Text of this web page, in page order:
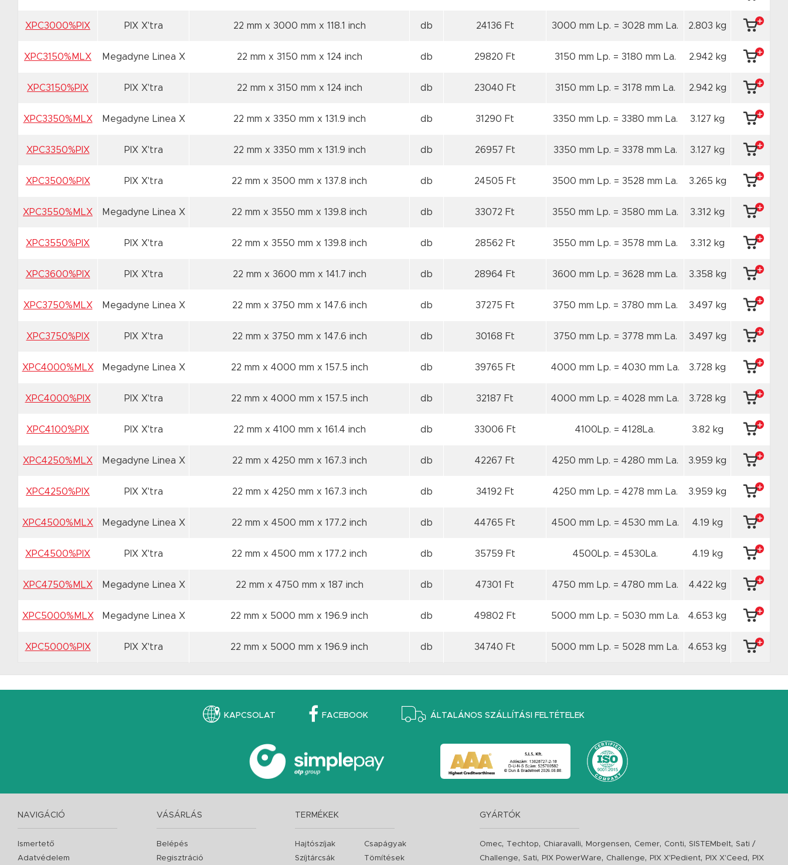
XPC3000%PIX PIX X'tra 22 mm x 3000 mm x 118.1 inch db 24136 Ft 3000 mm Lp. = 3028 mm La. 2.803 kg
XPC3150%MLX Megadyne Linea X 22 mm x 3150 mm x 124 inch db 29820 Ft 3150 mm Lp. = 3180 mm La. 2.942 kg
XPC3150%PIX PIX X'tra 22 mm x 3150 mm x 124 inch db 23040 Ft 3150 mm Lp. = 3178 mm La. 2.942 kg
XPC3350%MLX Megadyne Linea X 22 mm x 3350 mm x 131.9 inch db 31290 Ft 3350 mm Lp. = 3380 mm La. 3.127 kg
XPC3350%PIX PIX X'tra 22 mm x 3350 mm x 131.9 inch db 26957 Ft 3350 mm Lp. = 3378 mm La. 3.127 kg
XPC3500%PIX PIX X'tra 22 mm x 3500 mm x 137.8 inch db 24505 Ft 3500 mm Lp. = 3528 mm La. 3.265 kg
XPC3550%MLX Megadyne Linea X 22 mm x 3550 mm x 139.8 inch db 33072 Ft 3550 mm Lp. = 3580 mm La. 3.312 kg
XPC3550%PIX PIX X'tra 22 mm x 3550 mm x 139.8 inch db 28562 Ft 3550 mm Lp. = 3578 mm La. 3.312 kg
XPC3600%PIX PIX X'tra 22 mm x 3600 mm x 141.7 inch db 28964 Ft 3600 mm Lp. = 3628 mm La. 3.358 kg
XPC3750%MLX Megadyne Linea X 22 mm x 3750 mm x 147.6 inch db 37275 Ft 3750 mm Lp. = 3780 mm La. 3.497 kg
XPC3750%PIX PIX X'tra 22 mm x 3750 mm x 147.6 inch db 30168 Ft 3750 mm Lp. = 3778 mm La. 3.497 kg
XPC4000%MLX Megadyne Linea X 22 mm x 4000 mm x 157.5 inch db 39765 Ft 4000 mm Lp. = 4030 mm La. 3.728 kg
XPC4000%PIX PIX X'tra 22 mm x 4000 mm x 157.5 inch db 32187 Ft 4000 mm Lp. = 4028 mm La. 3.728 kg
XPC4100%PIX PIX X'tra 22 mm x 4100 mm x 161.4 inch db 33006 Ft 4100Lp. = 4128La. 3.82 kg
XPC4250%MLX Megadyne Linea X 22 mm x 4250 mm x 167.3 inch db 42267 Ft 4250 mm Lp. = 4280 mm La. 3.959 kg
XPC4250%PIX PIX X'tra 22 mm x 4250 mm x 167.3 inch db 34192 Ft 4250 mm Lp. = 4278 mm La. 3.959 kg
XPC4500%MLX Megadyne Linea X 22 mm x 4500 mm x 177.2 inch db 44765 Ft 4500 mm Lp. = 4530 mm La. 4.19 kg
XPC4500%PIX PIX X'tra 22 mm x 4500 mm x 177.2 inch db 35759 Ft 4500Lp. = 4530La. 4.19 kg
XPC4750%MLX Megadyne Linea X 22 mm x 4750 mm x 187 inch db 47301 Ft 4750 mm Lp. = 4780 mm La. 4.422 kg
XPC5000%MLX Megadyne Linea X 22 mm x 5000 mm x 196.9 inch db 49802 Ft 5000 mm Lp. = 5030 mm La. 4.653 kg
XPC5000%PIX PIX X'tra 22 mm x 5000 mm x 196.9 inch db 34740 Ft 5000 mm Lp. = 5028 mm La. 4.653 kg
KAPCSOLAT FACEBOOK ÁLTALÁNOS SZÁLLÍTÁSI FELTÉTELEK
NAVIGÁCIÓ
Ismertető
Adatvédelem
VÁSÁRLÁS
Belépés
Regisztráció
TERMÉKEK
Hajtószíjak
Szíjtárcsák
Csapágyak
Tömítések
GYÁRTÓK
Omec, Techtop, Chiaravalli, Morgensen, Cemer, Conti,SISTEMbelt,Sati /
Challenge,Sati, PIX PowerWare, Challenge, PIX X'Pedient, PIX X'Ceed , PIX